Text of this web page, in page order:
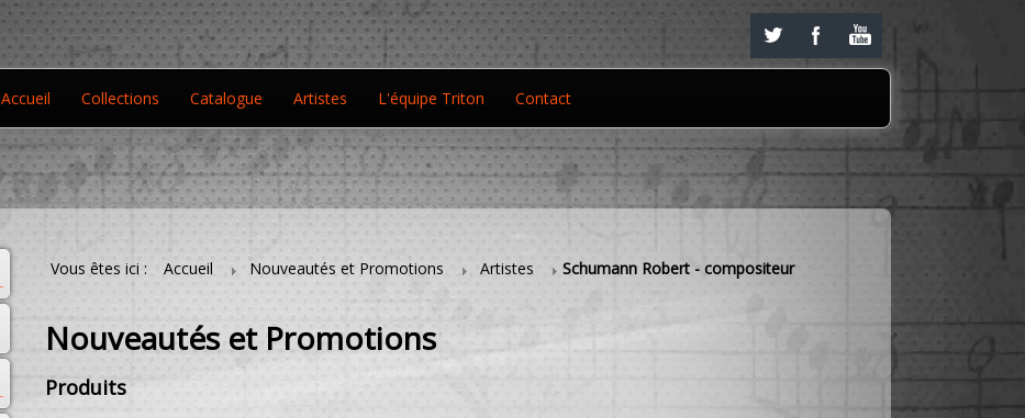
Accueil Collections Catalogue Artistes L'équipe Triton Contact
Vous êtes ici : Accueil Nouveautés et Promotions Artistes Schumann Robert - compositeur
Nouveautés et Promotions
Produits